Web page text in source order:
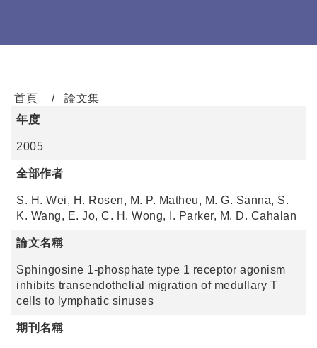
首頁
論文集
年度
2005
全部作者
S. H. Wei, H. Rosen, M. P. Matheu, M. G. Sanna, S.
K. Wang, E. Jo, C. H. Wong, I. Parker, M. D. Cahalan
論文名稱
Sphingosine 1-phosphate type 1 receptor agonism
inhibits transendothelial migration of medullary T
cells to lymphatic sinuses
期刊名稱